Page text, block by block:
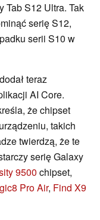
Tab S12 Ultra. Tak
serię S12,
serii S10 w
teraz
AI Core.
że chipset
takich
twierdzą, że te
serię Galaxy
9500 chipset,
Pro Air, Find X9